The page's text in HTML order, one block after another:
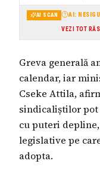
AI SCAN AI:
VEZI TOT
Greva generală
calendar, iar
Cseke Attila,
sindicaliștilor
cu puteri
legislative pe
adopta.